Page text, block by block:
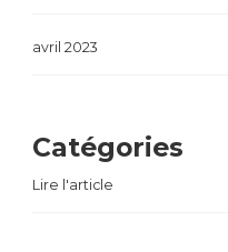
avril 2023
Catégories
Lire l'article